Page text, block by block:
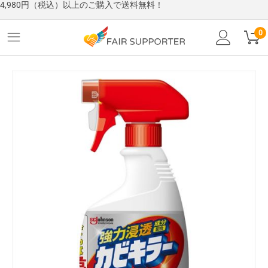
4,980円（税込）以上のご購入で送料無料！
0